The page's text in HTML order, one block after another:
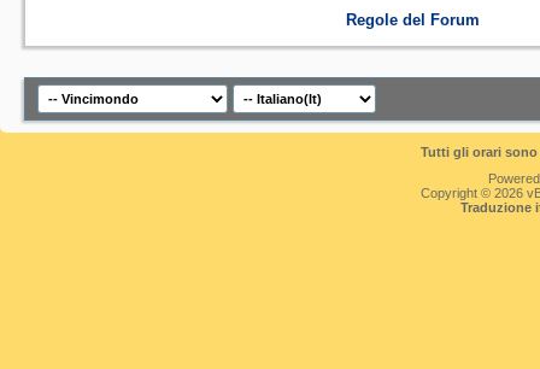
Regole del Forum
Tutti gli orari
Copyright © 2026
Traduzione